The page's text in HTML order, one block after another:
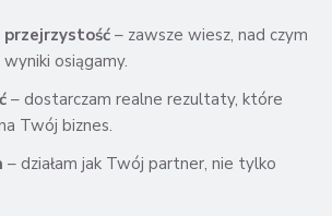
przejrzystość – zawsze wiesz, nad czym
osiągamy.
– dostarczam realne rezultaty, które
Twój biznes.
– działam jak Twój partner, nie tylko